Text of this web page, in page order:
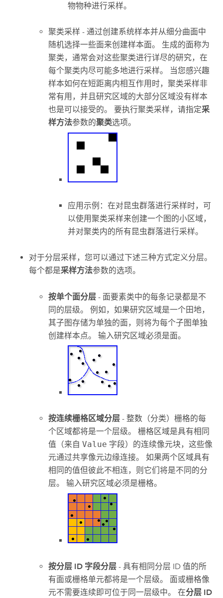
物物种进行采样。
聚类采样 - 通过创建系统样本并从细分曲面中
随机选择一些面来创建样本面。 生成的面称为
聚类，通常会对这些聚类进行详尽的研究，在
每个聚类内尽可能多地进行采样。 当您感兴趣
样本如何在短距离内相互作用时，聚类采样非
常有用，并且研究区域的大部分区域没有样本
也是可以接受的。 要执行聚类采样，请指定采
样方法参数的聚类选项。
应用示例：在对昆虫群落进行采样时，可
以使用聚类采样来创建一个图的小区域，
并对聚类内的所有昆虫群落进行采样。
对于分层采样，您可以通过下述三种方式定义分层。
每个都是采样方法参数的选项。
按单个面分层 - 面要素类中的每条记录都是不
同的层级。 例如，如果研究区域是一个田地，
其子图存储为单独的面，则将为每个子图单独
创建样本点。 输入研究区域必须是面。
按连续栅格区域分层 - 整数（分类）栅格的每
个区域都将是一个层级。 栅格区域是具有相同
值（来自Value 字段）的连续像元块，这些像
元通过共享像元边缘连接。 如果两个区域具有
相同的值但彼此不相连，则它们将是不同的分
层。 输入研究区域必须是栅格。
按分层 ID 字段分层 - 具有相同分层 ID 值的所
有面或栅格单元都将是一个层级。 面或栅格像
元不需要连续即可位于同一层级中。 在分层 ID